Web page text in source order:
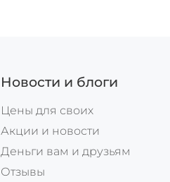
Новости и блоги
Цены для своих
Акции и новости
Деньги вам и друзьям
Отзывы